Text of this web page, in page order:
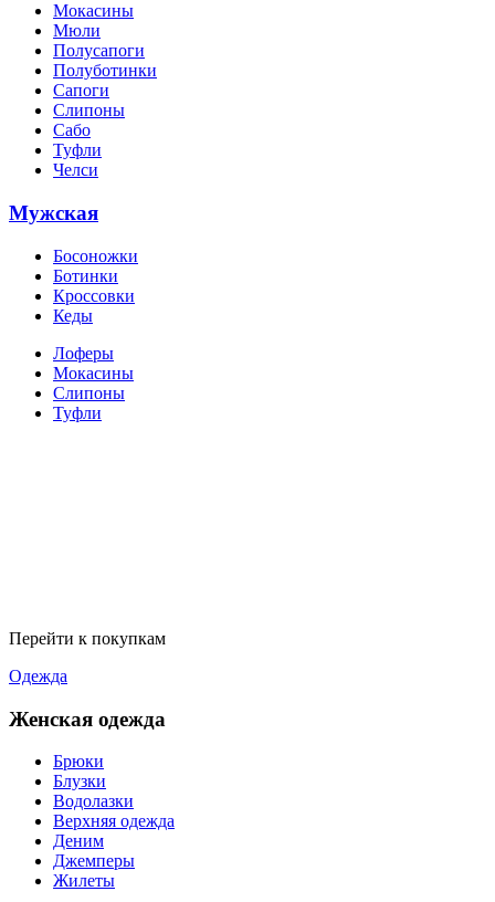
Мокасины
Мюли
Полусапоги
Полуботинки
Сапоги
Слипоны
Сабо
Туфли
Челси
Мужская
Босоножки
Ботинки
Кроссовки
Кеды
Лоферы
Мокасины
Слипоны
Туфли
Перейти к покупкам
Одежда
Женская одежда
Брюки
Блузки
Водолазки
Верхняя одежда
Деним
Джемперы
Жилеты